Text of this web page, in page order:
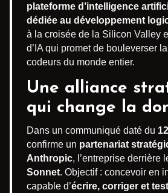
plateforme d’intelligence
dédiée au développement
à la croisée de la Silicon Valley
d’IA qui promet de bouleverser
codeurs du monde entier.
Une alliance
qui change la
Dans un communiqué daté du
confirme un partenariat
Anthropic, l’entreprise derrière
Sonnet. Objectif : concevoir en
capable d’écrire, corriger et